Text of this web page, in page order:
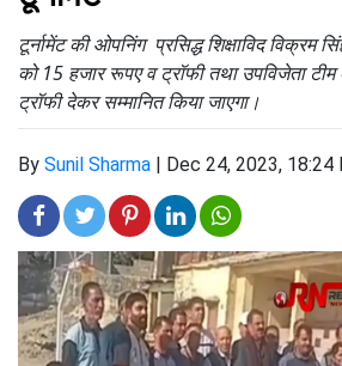
टूर्नामेंट की ओपनिंग प्रसिद्ध शिक्षाविद विक्रम
को 15 हजार रूपए व ट्रॉफी तथा उपविजेता
ट्रॉफी देकर सम्मानित किया जाएगा।
By Sunil Sharma | Dec 24, 2023, 18:24